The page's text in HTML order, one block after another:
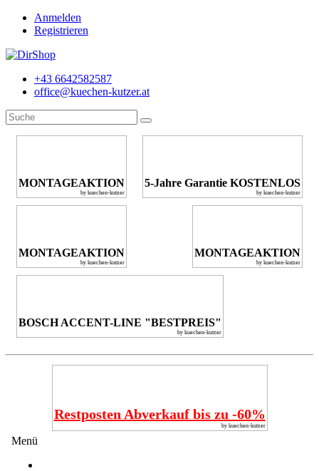
Anmelden
Registrieren
+43 6642582587
office@kuechen-kutzer.at
MONTAGEAKTION
by kuechen-kutzer
5-Jahre Garantie KOSTENLOS
by kuechen-kutzer
MONTAGEAKTION
by kuechen-kutzer
MONTAGEAKTION
by kuechen-kutzer
BOSCH ACCENT-LINE "BESTPREIS"
by kuechen-kutzer
Restposten Abverkauf bis zu -60%
by kuechen-kutzer
Menü